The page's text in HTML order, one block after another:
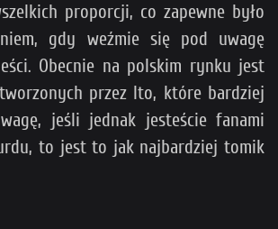
proporcji, co zapewne było
gdy weźmie się pod uwagę
Obecnie na polskim rynku jest
przez Ito, które bardziej
jeśli jednak jesteście fanami
to jest to jak najbardziej tomik